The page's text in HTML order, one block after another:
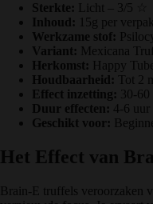
Sterkte: Licht – 3/5 ☆
Inhoud: 15g per
Werkzame stof:
Variant: Mexicana
Herkomst: Happy
Houdbaarheid: Tot 2
Effect inzetting:
30-
Duur effecten: 4-6 uur
Geschikt voor:
Het Effect van
Brain-E truffels veroorzaken